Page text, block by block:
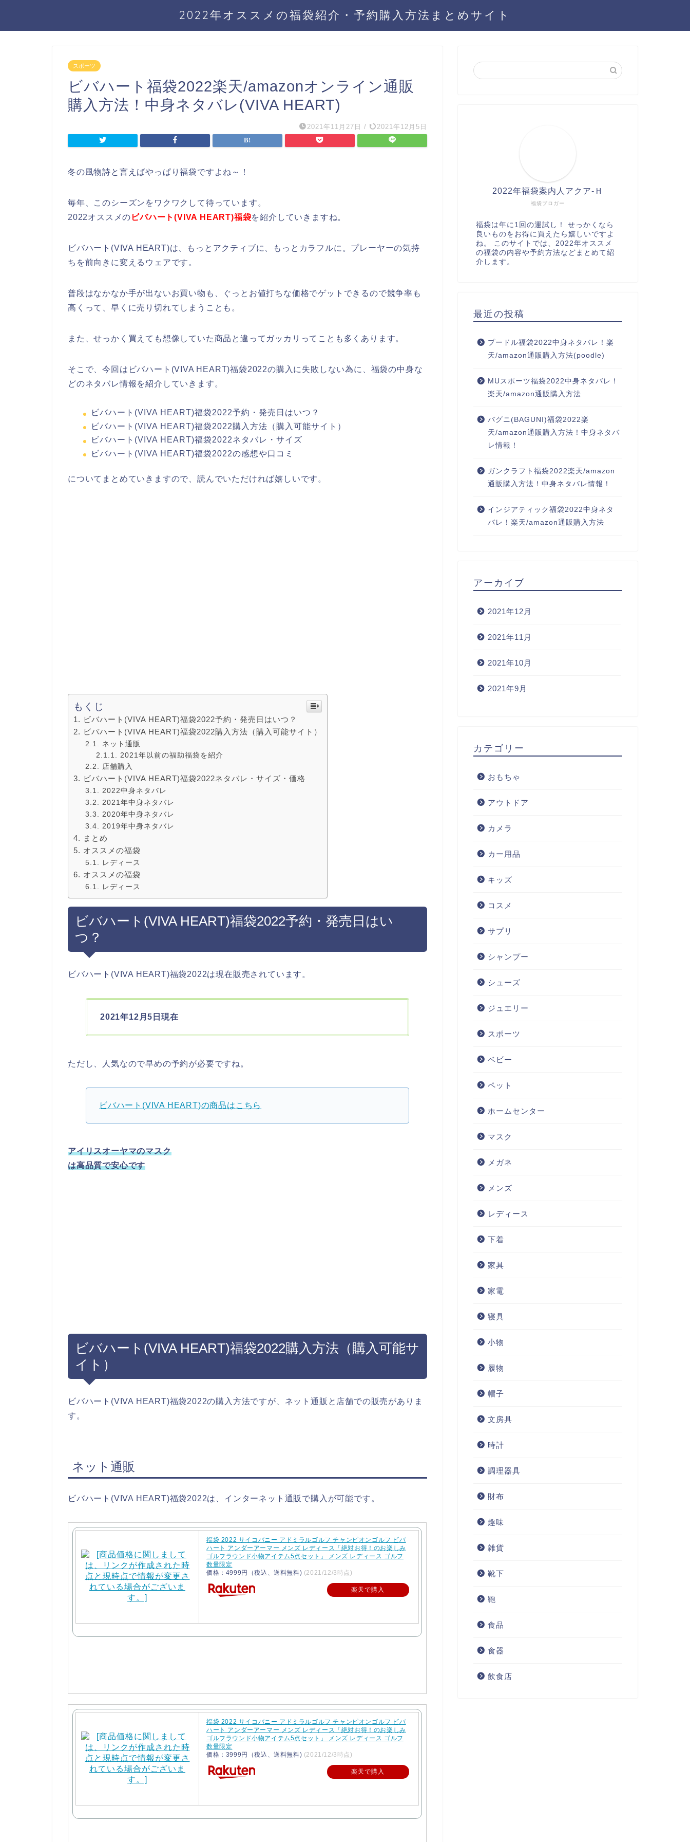
2022年オススメの福袋紹介・予約購入方法まとめサイト
スポーツ
ビバハート福袋2022楽天/amazonオンライン通販
購入方法！中身ネタバレ(VIVA HEART)
2021年11月27日 / 2021年12月5日
冬の風物詩と言えばやっぱり福袋ですよね～！
毎年、このシーズンをワクワクして待っています。
2022オススメの ビバハート(VIVA HEART)福袋を紹介していきますね。
ビバハート(VIVA HEART)は、もっとアクティブに、もっとカラフルに。プレーヤーの気持
ちを前向きに変えるウェアです。
普段はなかなか手が出ないお買い物も、ぐっとお値打ちな価格でゲットできるので競争率も
高くって、早くに売り切れてしまうことも。
また、せっかく買えても想像していた商品と違ってガッカリってことも多くあります。
そこで、今回はビバハート(VIVA HEART)福袋2022の購入に失敗しない為に、福袋の中身な
どのネタバレ情報を紹介していきます。
ビバハート(VIVA HEART)福袋2022予約・発売日はいつ？
ビバハート(VIVA HEART)福袋2022購入方法（購入可能サイト）
ビバハート(VIVA HEART)福袋2022ネタバレ・サイズ
ビバハート(VIVA HEART)福袋2022の感想や口コミ
についてまとめていきますので、読んでいただければ嬉しいです。
もくじ
ビバハート(VIVA HEART)福袋2022予約・発売日はいつ？
ビバハート(VIVA HEART)福袋2022購入方法（購入可能サイト）
ネット通販
2021年以前の福助福袋を紹介
店舗購入
ビバハート(VIVA HEART)福袋2022ネタバレ・サイズ・価格
2022中身ネタバレ
2021年中身ネタバレ
2020年中身ネタバレ
2019年中身ネタバレ
まとめ
オススメの福袋
レディース
オススメの福袋
レディース
ビバハート(VIVA HEART)福袋2022予約・発売日はい
つ？
ビバハート(VIVA HEART)福袋2022は現在販売されています。
2021年12月5日現在
ただし、人気なので早めの予約が必要ですね。
ビバハート(VIVA HEART)の商品はこちら
アイリスオーヤマのマスク
は高品質で安心です
ビバハート(VIVA HEART)福袋2022購入方法（購入可能サ
イト）
ビバハート(VIVA HEART)福袋2022の購入方法ですが、ネット通販と店舗での販売がありま
す。
ネット通販
ビバハート(VIVA HEART)福袋2022は、インターネット通販で購入が可能です。
福袋 2022 サイコバニー アドミラルゴルフ チャンピオンゴルフ ビバ
ハート アンダーアーマー メンズ レディース「絶対お得！のお楽しみ
ゴルフラウンド小物アイテム5点セット」 メンズ レディース ゴルフ
数量限定
価格：4999円（税込、送料無料) (2021/12/3時点)
楽天で購入
福袋 2022 サイコバニー アドミラルゴルフ チャンピオンゴルフ ビバ
ハート アンダーアーマー メンズ レディース「絶対お得！のお楽しみ
ゴルフラウンド小物アイテム5点セット」 メンズ レディース ゴルフ
数量限定
価格：3999円（税込、送料無料) (2021/12/3時点)
楽天で購入
福袋ブロガー
2022年福袋案内人アクア-Ｈ
福袋は年に1回の運試し！ せっかくなら
良いものをお得に買えたら嬉しいですよ
ね。 このサイトでは、2022年オススメ
の福袋の内容や予約方法などまとめて紹
介します。
最近の投稿
プードル福袋2022中身ネタバレ！楽
天/amazon通販購入方法(poodle)
MUスポーツ福袋2022中身ネタバレ！
楽天/amazon通販購入方法
バグニ(BAGUNI)福袋2022楽
天/amazon通販購入方法！中身ネタバ
レ情報！
ガンクラフト福袋2022楽天/amazon
通販購入方法！中身ネタバレ情報！
インジアティック福袋2022中身ネタ
バレ！楽天/amazon通販購入方法
アーカイブ
2021年12月
2021年11月
2021年10月
2021年9月
カテゴリー
おもちゃ
アウトドア
カメラ
カー用品
キッズ
コスメ
サプリ
シャンプー
シューズ
ジュエリー
スポーツ
ベビー
ペット
ホームセンター
マスク
メガネ
メンズ
レディース
下着
家具
家電
寝具
小物
履物
帽子
文房具
時計
調理器具
財布
趣味
雑貨
靴下
鞄
食品
食器
飲食店